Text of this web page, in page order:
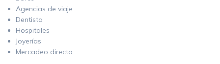
Agencias de viaje
Dentista
Hospitales
Joyerías
Mercadeo directo